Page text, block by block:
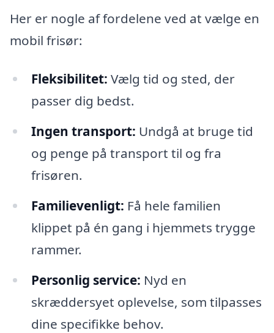
Her er nogle af fordelene ved at vælge en
mobil frisør:
Fleksibilitet: Vælg tid og sted, der
passer dig bedst.
Ingen transport: Undgå at bruge tid
og penge på transport til og fra
frisøren.
Familievenligt: Få hele familien
klippet på én gang i hjemmets trygge
rammer.
Personlig service: Nyd en
skræddersyet oplevelse, som tilpasses
dine specifikke behov.